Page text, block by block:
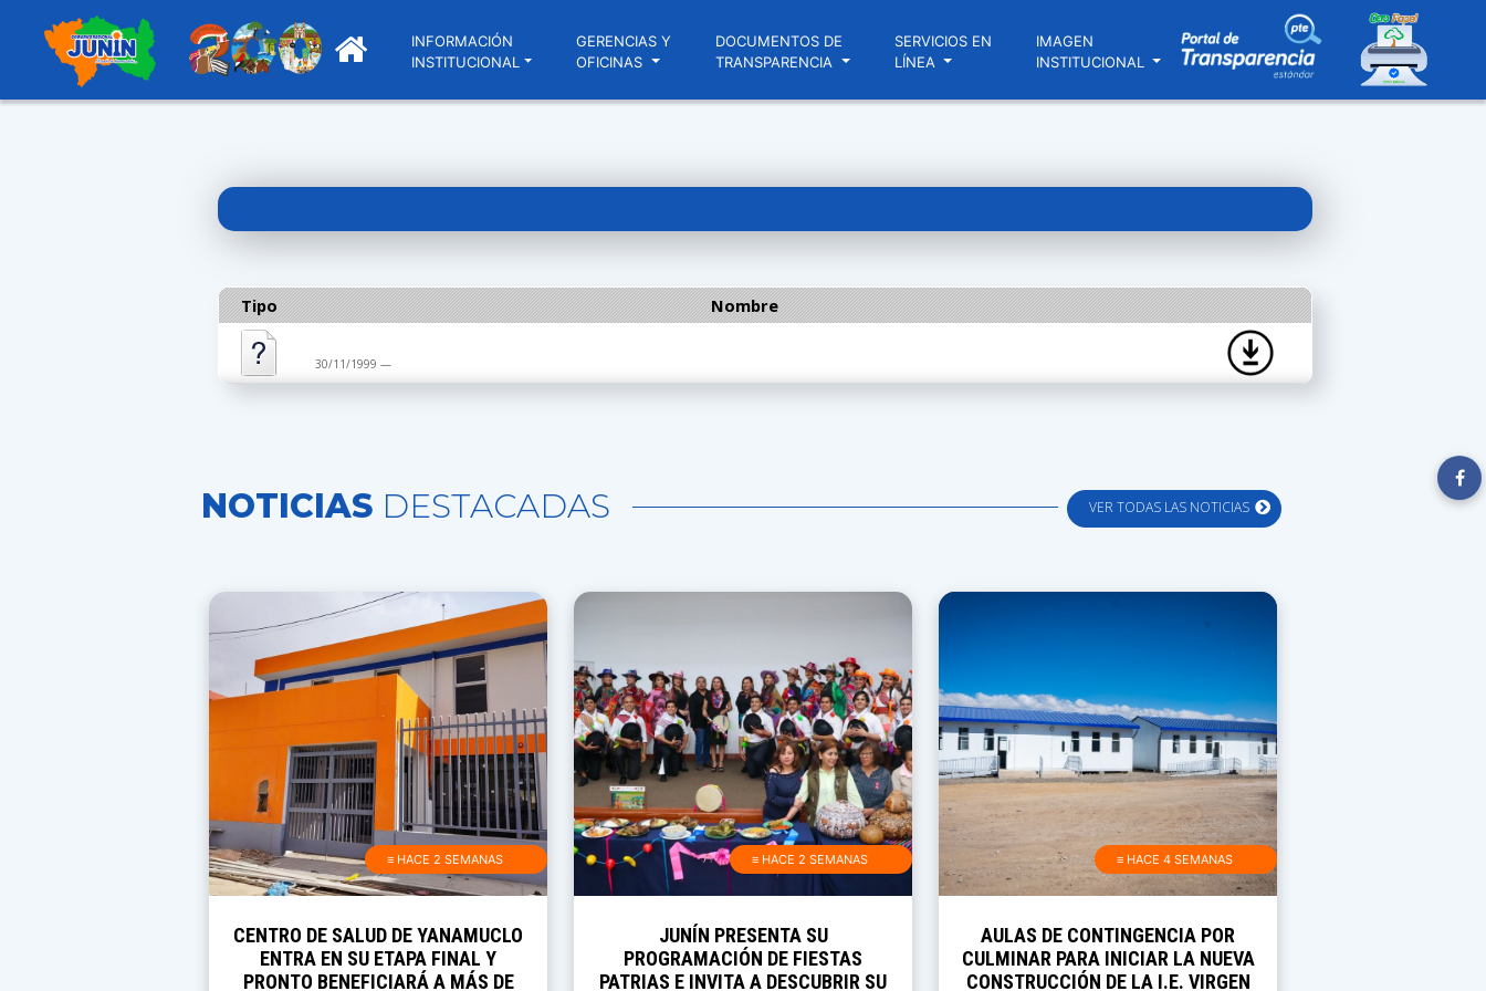
INFORMACIÓN
INSTITUCIONAL
GERENCIAS Y
OFICINAS
DOCUMENTOS DE
TRANSPARENCIA
SERVICIOS EN
LÍNEA
IMAGEN
INSTITUCIONAL
Tipo Nombre
30/11/1999 —
VER TODAS LAS NOTICIAS
NOTICIAS DESTACADAS
≡ HACE 2 SEMANAS
CENTRO DE SALUD DE YANAMUCLO
ENTRA EN SU ETAPA FINAL Y
PRONTO BENEFICIARÁ A MÁS DE
≡ HACE 2 SEMANAS
JUNÍN PRESENTA SU
PROGRAMACIÓN DE FIESTAS
PATRIAS E INVITA A DESCUBRIR SU
≡ HACE 4 SEMANAS
AULAS DE CONTINGENCIA POR
CULMINAR PARA INICIAR LA NUEVA
CONSTRUCCIÓN DE LA I.E. VIRGEN